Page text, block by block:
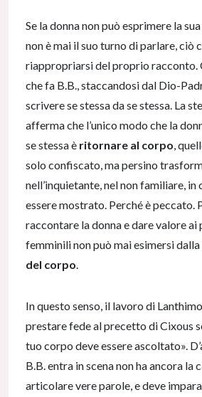
Se la donna non può esprimere la
non è mai il suo turno di parlare, ciò
riappropriarsi del proprio racconto.
che fa B.B., staccandosi dal Dio-
scrivere se stessa da se stessa. La
afferma che l’unico modo che la
se stessa è ritornare al corpo,
solo confiscato, ma persino
nell’inquietante, nel non familiare, in
essere mostrato. Perché è peccato.
raccontare la donna e dare valore ai
femminili non può mai esimersi dalla
del corpo.
In questo senso, il lavoro di
prestare fede al precetto di Cixous
tuo corpo deve essere ascoltato».
B.B. entra in scena non ha ancora la
articolare vere parole, e deve